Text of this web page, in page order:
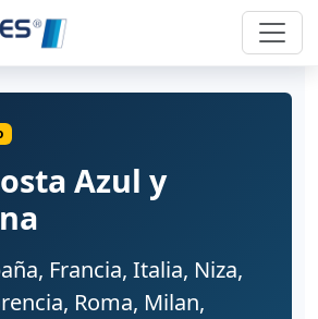
Azul y
Francia, Italia, Niza,
Roma, Milan,